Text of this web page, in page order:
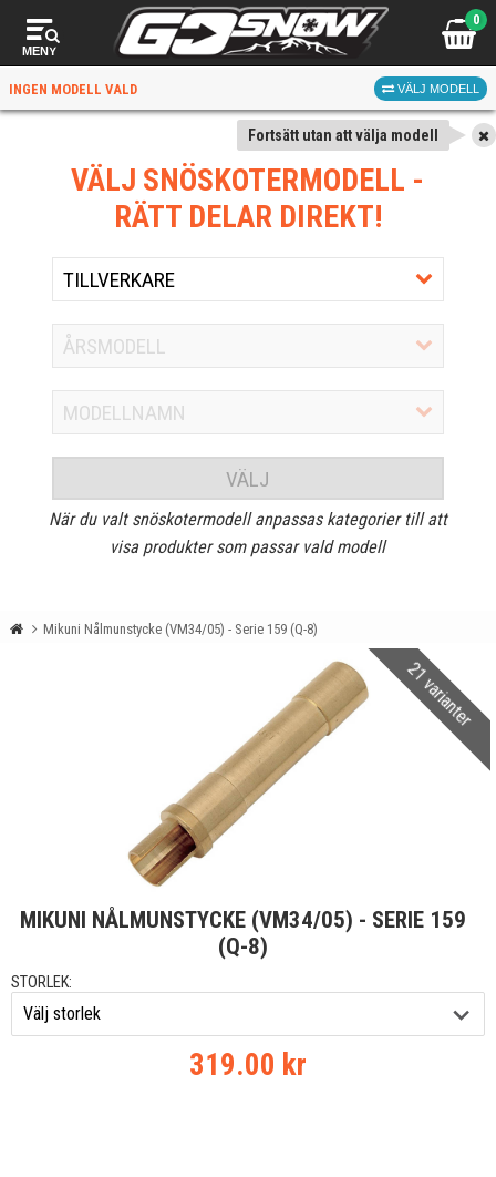
MENY
0
INGEN MODELL VALD VÄLJ MODELL
Fortsätt utan att välja modell
VÄLJ SNÖSKOTERMODELL -
RÄTT DELAR DIREKT!
VÄLJ
När du valt snöskotermodell anpassas kategorier till att
visa produkter som passar vald modell
Mikuni Nålmunstycke (VM34/05) - Serie 159 (Q-8)
21 varianter
MIKUNI NÅLMUNSTYCKE (VM34/05) - SERIE 159
(Q-8)
STORLEK:
319.00 kr